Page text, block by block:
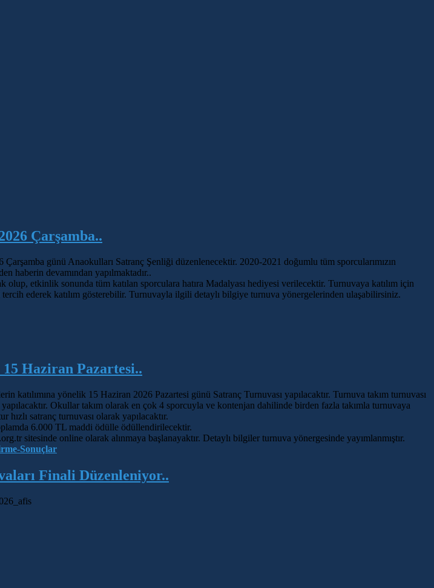
Çarşamba..
günü Anaokulları Satranç Şenliği düzenlenecektir. 2020-2021 doğumlu tüm sporcularımızın
haberin devamından yapılmaktadır..
etkinlik sonunda tüm katılan sporculara hatıra Madalyası hediyesi verilecektir. Turnuvaya katılım için
ederek katılım gösterebilir. Turnuvayla ilgili detaylı bilgiye turnuva yönergelerinden ulaşabilirsiniz.
Haziran Pazartesi..
yönelik 15 Haziran 2026 Pazartesi günü Satranç Turnuvası yapılacaktır. Turnuva takım turnuvası
Okullar takım olarak en çok 4 sporcuyla ve kontenjan dahilinde birden fazla takımla turnuvaya
satranç turnuvası olarak yapılacaktır.
6.000 TL maddi ödülle ödüllendirilecektir.
sitesinde online olarak alınmaya başlanayaktır. Detaylı bilgiler turnuva yönergesinde yayımlanmıştır.
Sonuçlar
Finali Düzenleniyor..